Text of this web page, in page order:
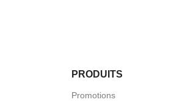
PRODUITS
Promotions